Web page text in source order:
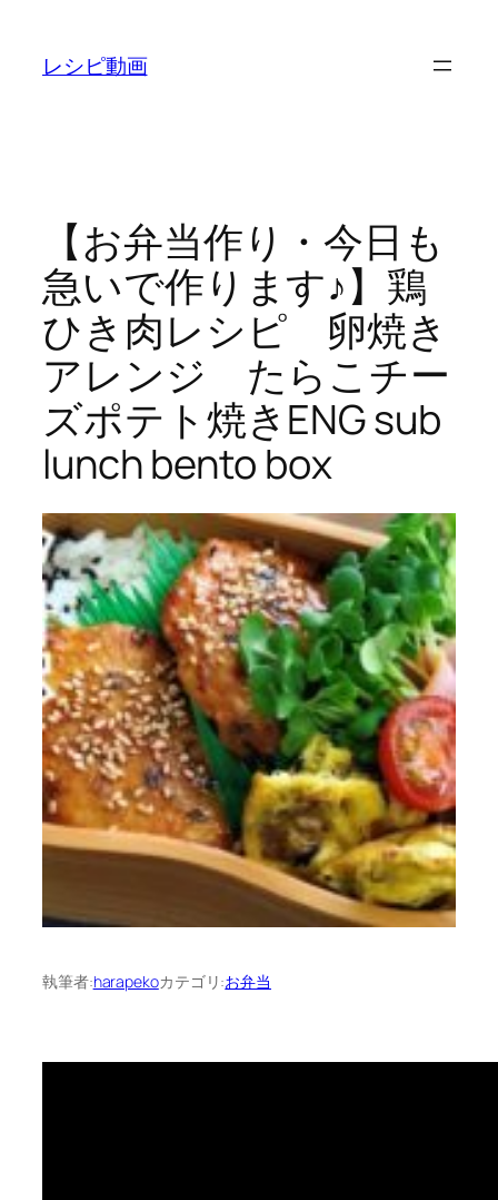
レシピ動画
【お弁当作り・今日も
急いで作ります♪】鶏
ひき肉レシピ 卵焼き
アレンジ たらこチー
ズポテト焼きENG sub
lunch bento box
執筆者:harapekoカテゴリ:お弁当